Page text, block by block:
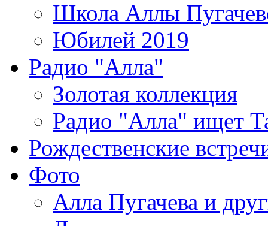
Школа Аллы
Юбилей 2019
Радио "Алла"
Золотая коллекция
Радио "Алла" ищет
Рождественские
Фото
Алла Пугачева и